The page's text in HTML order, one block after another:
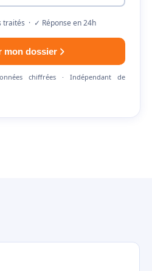
traités · ✓ Réponse en 24h
mon dossier
chiffrées · Indépendant de